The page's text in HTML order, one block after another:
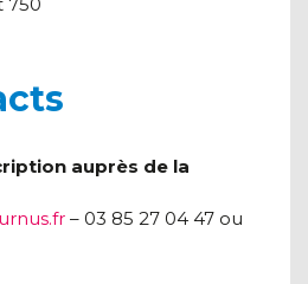
auprès de la
– 03 85 27 04 47 ou